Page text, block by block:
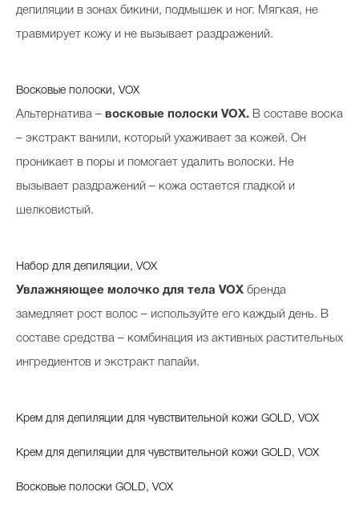
депиляции в зонах бикини, подмышек и ног. Мягкая, не
травмирует кожу и не вызывает раздражений.
Восковые полоски, VOX
Альтернатива – восковые полоски VOX. В составе воска
– экстракт ванили, который ухаживает за кожей. Он
проникает в поры и помогает удалить волоски. Не
вызывает раздражений – кожа остается гладкой и
шелковистый.
Набор для депиляции, VOX
Увлажняющее молочко для тела VOX бренда
замедляет рост волос – используйте его каждый день. В
составе средства – комбинация из активных растительных
ингредиентов и экстракт папайи.
Крем для депиляции для чувствительной кожи GOLD, VOX
Крем для депиляции для чувствительной кожи GOLD, VOX
Восковые полоски GOLD, VOX